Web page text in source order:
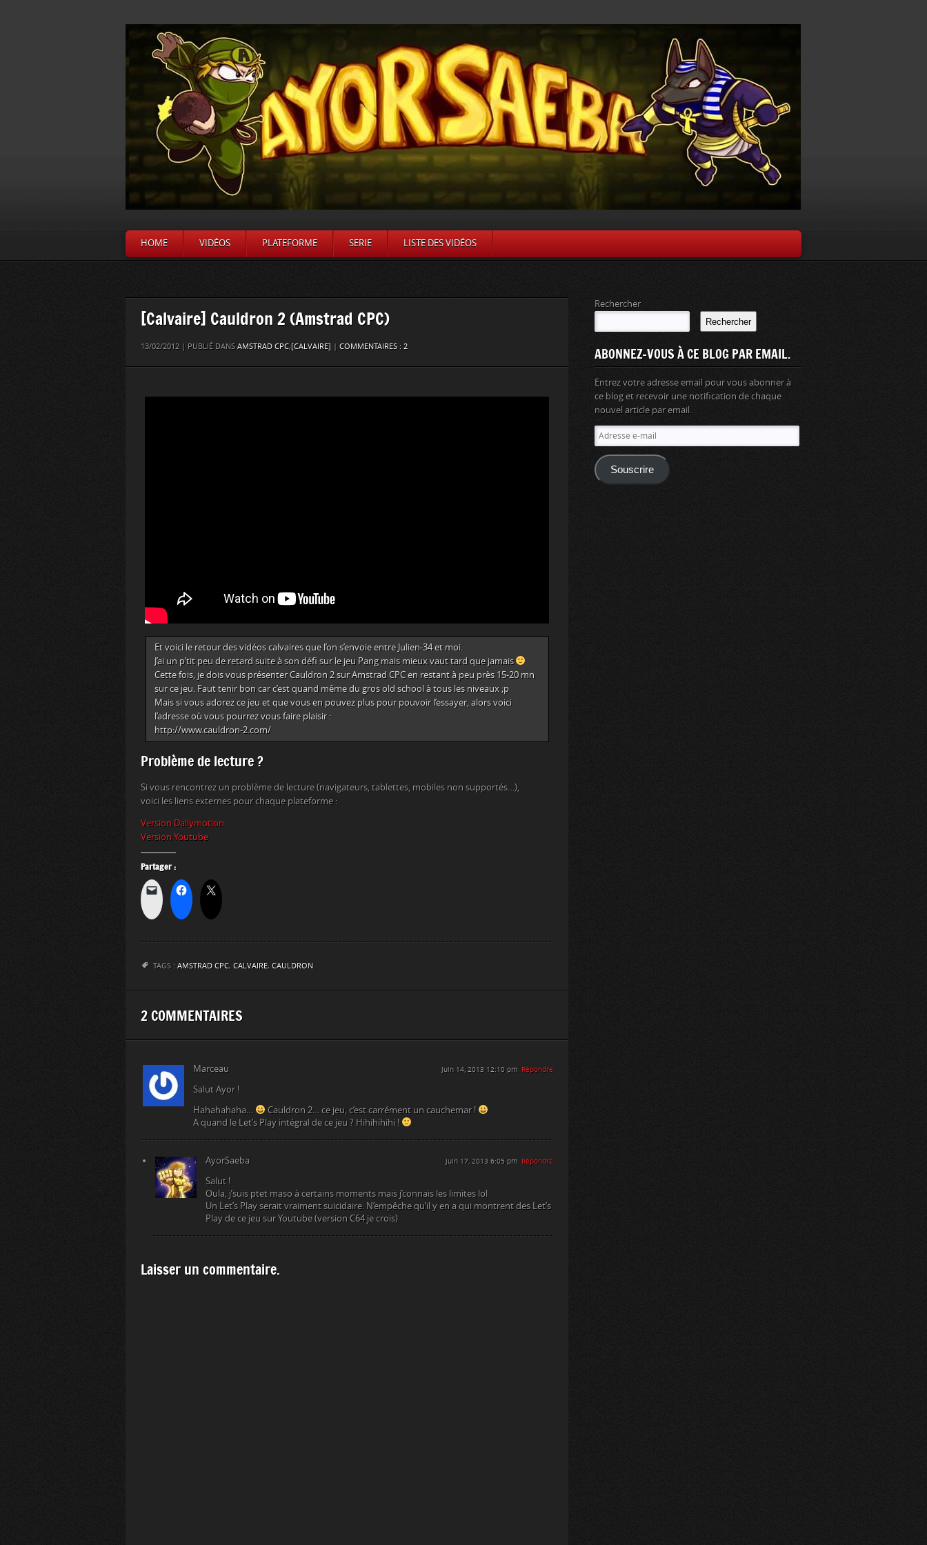
HOME VIDÉOS PLATEFORME SERIE LISTE DES VIDÉOS
[Calvaire] Cauldron 2 (Amstrad CPC)
13/02/2012 | PUBLIÉ DANS AMSTRAD CPC,[CALVAIRE] | COMMENTAIRES : 2
Et voici le retour des vidéos calvaires que l’on s’envoie entre Julien-34 et moi.
J’ai un p’tit peu de retard suite à son défi sur le jeu Pang mais mieux vaut tard que jamais
Cette fois, je dois vous présenter Cauldron 2 sur Amstrad CPC en restant à peu près 15-20 mn
sur ce jeu. Faut tenir bon car c’est quand même du gros old school à tous les niveaux ;p
Mais si vous adorez ce jeu et que vous en pouvez plus pour pouvoir l’essayer, alors voici
l’adresse où vous pourrez vous faire plaisir :
http://www.cauldron-2.com/
Problème de lecture ?
Si vous rencontrez un problème de lecture (navigateurs, tablettes, mobiles non supportés…),
voici les liens externes pour chaque plateforme :
Version Dailymotion
Version Youtube
Partager :
TAGS : AMSTRAD CPC, CALVAIRE, CAULDRON
2 COMMENTAIRES
Marceau juin 14, 2013 12:10 pm Répondre
Salut Ayor !
Hahahahaha…
Cauldron 2… ce jeu, c’est carrément un cauchemar !
A quand le Let’s Play intégral de ce jeu ? Hihihihihi !
AyorSaeba juin 17, 2013 6:05 pm Répondre
Salut !
Oula, j’suis ptet maso à certains moments mais j’connais les limites lol
Un Let’s Play serait vraiment suicidaire. N’empêche qu’il y en a qui montrent des Let’s
Play de ce jeu sur Youtube (version C64 je crois)
Laisser un commentaire.
Rechercher
Rechercher
ABONNEZ-VOUS À CE BLOG PAR EMAIL.
Entrez votre adresse email pour vous abonner à
ce blog et recevoir une notification de chaque
nouvel article par email.
Adresse
e-
mail
Souscrire